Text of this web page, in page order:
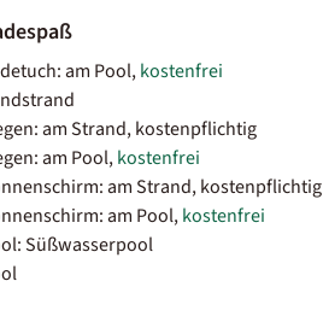
am Pool,kostenfrei
am Strand, kostenpflichtig
am Pool,kostenfrei
am Strand, kostenpflichtig
am Pool,kostenfrei
Süßwasserpool